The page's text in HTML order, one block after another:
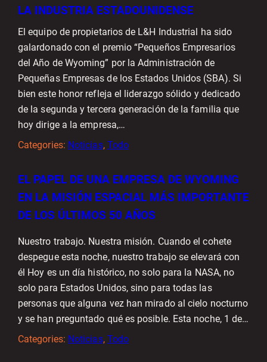
LA INDUSTRIA ESTADOUNIDENSE
El equipo de propietarios de L&H Industrial ha sido
galardonado con el premio “Pequeños Empresarios
del Año de Wyoming” por la Administración de
Pequeñas Empresas de los Estados Unidos (SBA). Si
bien este honor refleja el liderazgo sólido y dedicado
de la segunda y tercera generación de la familia que
hoy dirige a la empresa,…
Categories: Noticias, Todo
EL PAPEL DE UNA EMPRESA DE WYOMING
EN LA MISIÓN ESPACIAL MÁS IMPORTANTE
DE LOS ÚLTIMOS 50 AÑOS
Nuestro trabajo. Nuestra misión. Cuando el cohete
despegue esta noche, nuestro trabajo se elevará con
él Hoy es un día histórico, no solo para la NASA, no
solo para Estados Unidos, sino para todas las
personas que alguna vez han mirado al cielo nocturno
y se han preguntado qué es posible. Esta noche, 1 de…
Categories: Noticias, Todo